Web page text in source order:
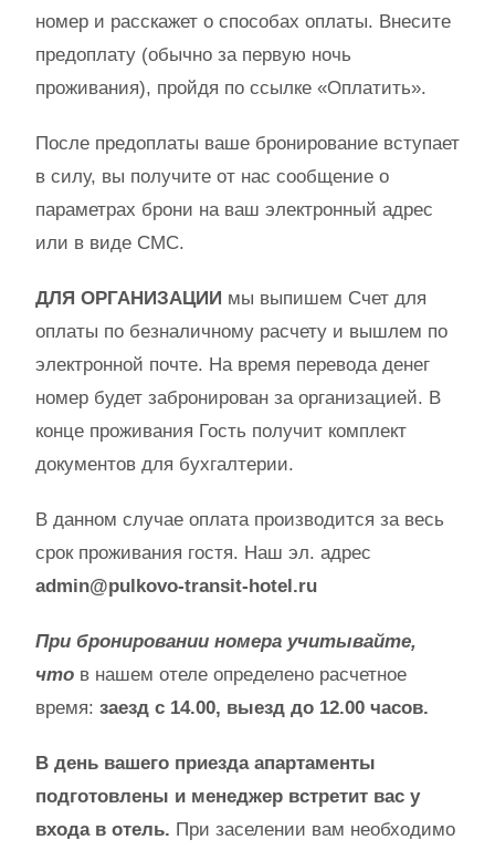
номер и расскажет о способах оплаты. Внесите
предоплату (обычно за первую ночь
проживания), пройдя по ссылке «Оплатить».
После предоплаты ваше бронирование вступает
в силу, вы получите от нас сообщение о
параметрах брони на ваш электронный адрес
или в виде СМС.
ДЛЯ ОРГАНИЗАЦИИ мы выпишем Счет для
оплаты по безналичному расчету и вышлем по
электронной почте. На время перевода денег
номер будет забронирован за организацией. В
конце проживания Гость получит комплект
документов для бухгалтерии.
В данном случае оплата производится за весь
срок проживания гостя. Наш эл. адрес
admin@pulkovo-transit-hotel.ru
При бронировании номера учитывайте,
что в нашем отеле определено расчетное
время: заезд с 14.00, выезд до 12.00 часов.
В день вашего приезда апартаменты
подготовлены и менеджер встретит вас у
входа в отель. При заселении вам необходимо